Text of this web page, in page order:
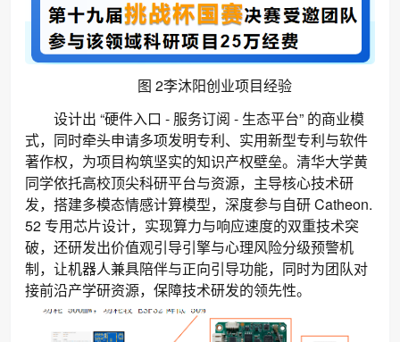
图 2李沐阳创业项目经验
设计出 “硬件入口 - 服务订阅 - 生态平台” 的商业模
式，同时牵头申请多项发明专利、实用新型专利与软件
著作权，为项目构筑坚实的知识产权壁垒。清华大学黄
同学依托高校顶尖科研平台与资源，主导核心技术研
发，搭建多模态情感计算模型，深度参与自研 Catheon.
52 专用芯片设计，实现算力与响应速度的双重技术突
破，还研发出价值观引导引擎与心理风险分级预警机
制，让机器人兼具陪伴与正向引导功能，同时为团队对
接前沿产学研资源，保障技术研发的领先性。